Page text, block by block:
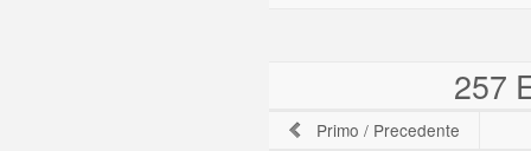
257
Primo / Precedente